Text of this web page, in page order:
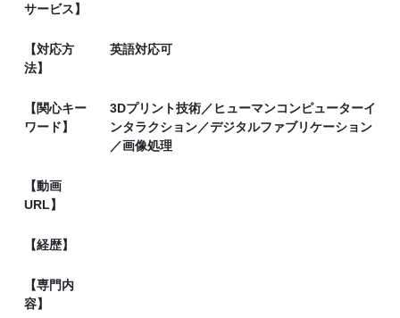
サービス】
【対応方
法】
英語対応可
【関心キー
ワード】
3Dプリント技術／ヒューマンコンピューターイ
ンタラクション／デジタルファブリケーション
／画像処理
【動画
URL】
【経歴】
【専門内
容】